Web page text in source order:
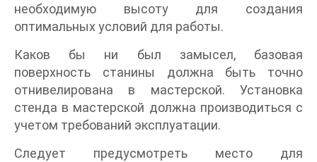
необходимую высоту для создания
оптимальных условий для работы.
Каков бы ни был замысел, базовая
поверхность станины должна быть точно
отнивелирована в мастерской. Установка
стенда в мастерской должна производиться с
учетом требований эксплуатации.
Следует предусмотреть место для